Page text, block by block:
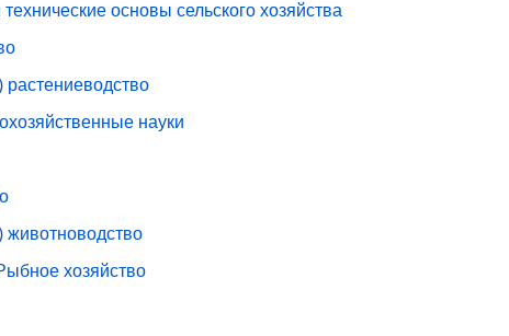
основы сельского хозяйства
науки
животноводство
хозяйство